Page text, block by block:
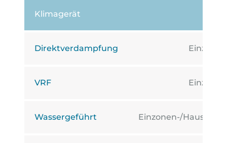
Klimagerät
Direktverdampfung
VRF
Wassergeführt Einzonen-/